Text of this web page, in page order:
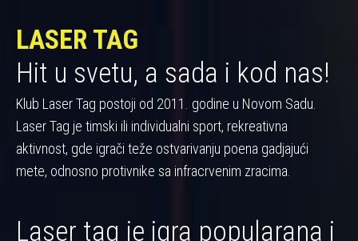
LASER TAG
Hit u svetu, a sada i kod nas!
Klub Laser Tag postoji od 2011. godine u Novom Sadu.
Laser Tag je timski ili individualni sport, rekreativna
aktivnost, gde igrači teže ostvarivanju poena gadjajući
mete, odnosno protivnike sa infracrvenim zracima.
Laser tag je igra popularana i